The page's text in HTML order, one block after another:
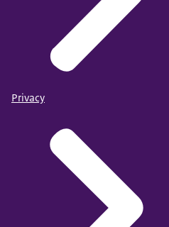
Privacy